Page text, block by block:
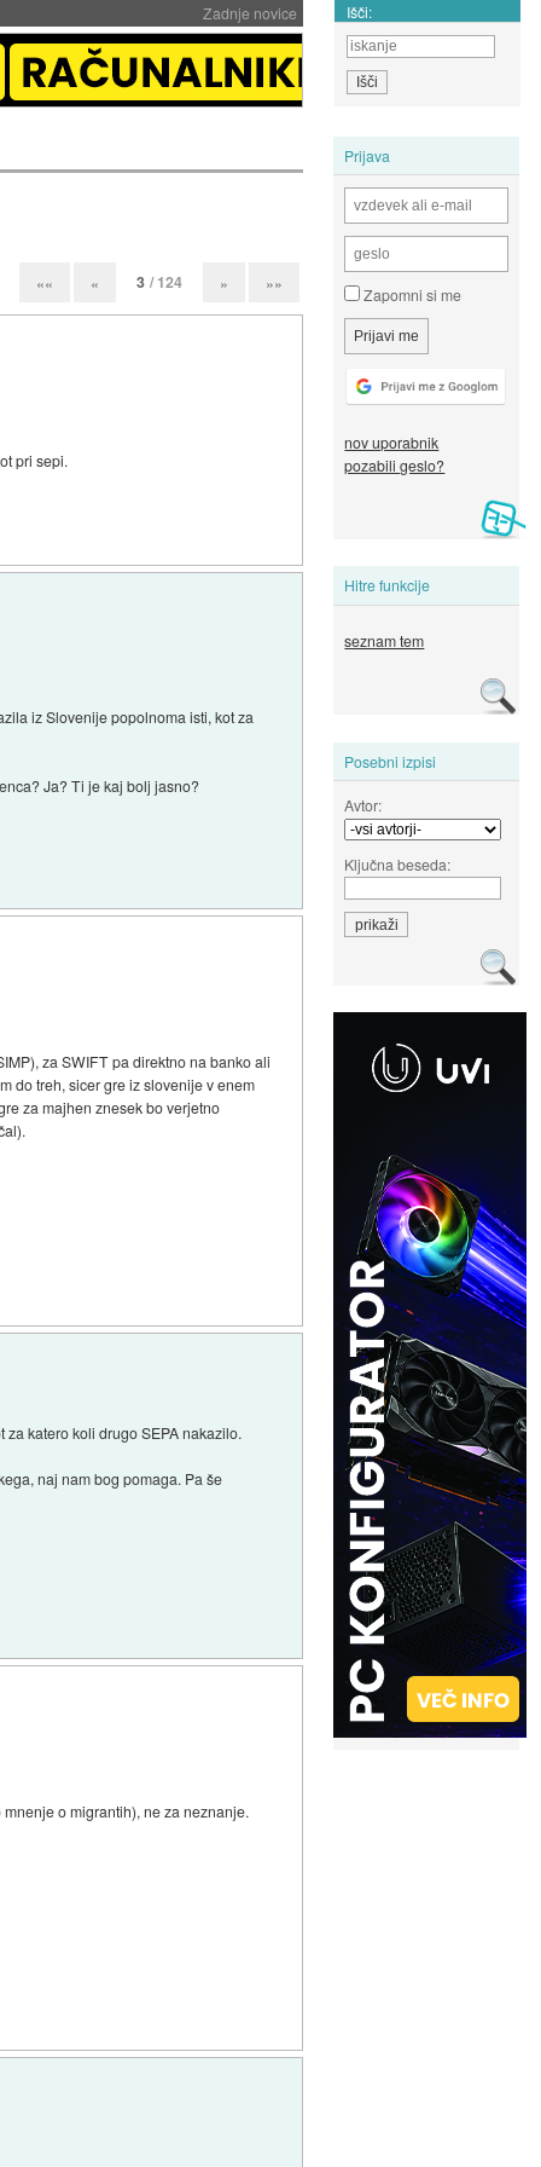
Zadnje novice Išči:
Prijava
Zapomni si me
nov uporabnik
pozabili geslo?
Hitre funkcije
seznam tem
Posebni izpisi
Avtor:
Ključna beseda:
«« « 3 / 124 » »»
pri sepi.
iz Slovenije popolnoma isti, kot za
Ja? Ti je kaj bolj jasno?
za SWIFT pa direktno na banko ali
do treh, sicer gre iz slovenije v enem
za majhen znesek bo verjetno
katero koli drugo SEPA nakazilo.
naj nam bog pomaga. Pa še
o migrantih), ne za neznanje.